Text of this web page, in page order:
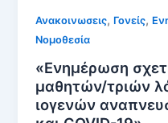
Ανακοινωσεις, Γονείς,
Νομοθεσία
«Ενημέρωση
μαθητών/τριών
ιογενών